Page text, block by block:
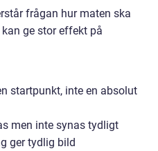
frågan hur maten ska
ge stor effekt på
startpunkt, inte en absolut
men inte synas tydligt
ger tydlig bild